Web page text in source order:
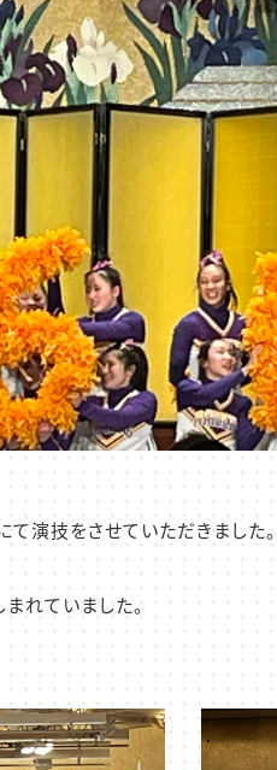
演技をさせていただきました。
れていました。